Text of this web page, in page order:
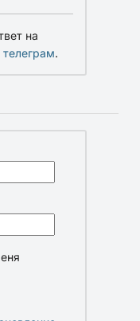
на
телеграм.